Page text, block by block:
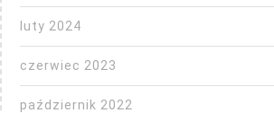
luty 2024
czerwiec 2023
październik 2022